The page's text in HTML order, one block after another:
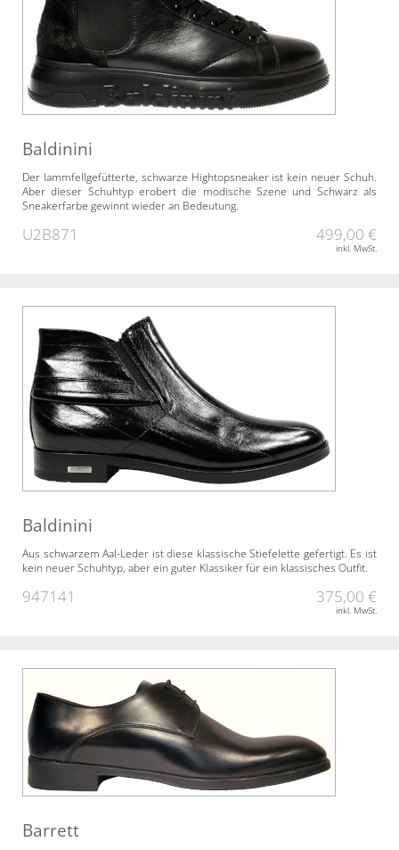
Baldinini
Der lammfellgefütterte, schwarze Hightopsneaker ist kein neuer Schuh.
Aber dieser Schuhtyp erobert die modische Szene und Schwarz als
Sneakerfarbe gewinnt wieder an Bedeutung.
U2B871 499,00 €
inkl. MwSt.
Baldinini
Aus schwarzem Aal-Leder ist diese klassische Stiefelette gefertigt. Es ist
kein neuer Schuhtyp, aber ein guter Klassiker für ein klassisches Outfit.
947141 375,00 €
inkl. MwSt.
Barrett